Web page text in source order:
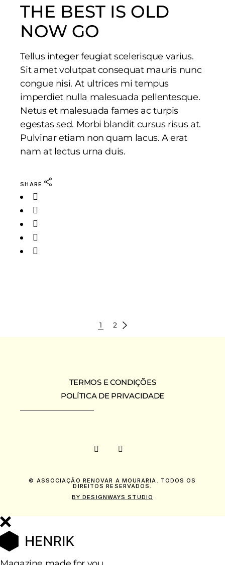
THE BEST IS OLD
NOW GO
Tellus integer feugiat scelerisque varius.
Sit amet volutpat consequat mauris nunc
congue nisi. At ultrices mi tempus
imperdiet nulla malesuada pellentesque.
Netus et malesuada fames ac turpis
egestas sed. Morbi blandit cursus risus at.
Pulvinar etiam non quam lacus. A erat
nam at lectus urna duis.
SHARE
PAGINAÇÃO
DOS
1 2
TERMOS E CONDIÇÕES
POLÍTICA DE PRIVACIDADE
© ASSOCIAÇÃO RENOVAR A MOURARIA. TODOS OS
DIREITOS RESERVADOS.
BY DESIGNWAYS STUDIO